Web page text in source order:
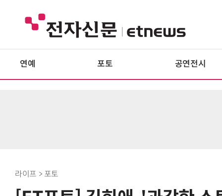
연예 포토 공연전시
라이프 > 포토